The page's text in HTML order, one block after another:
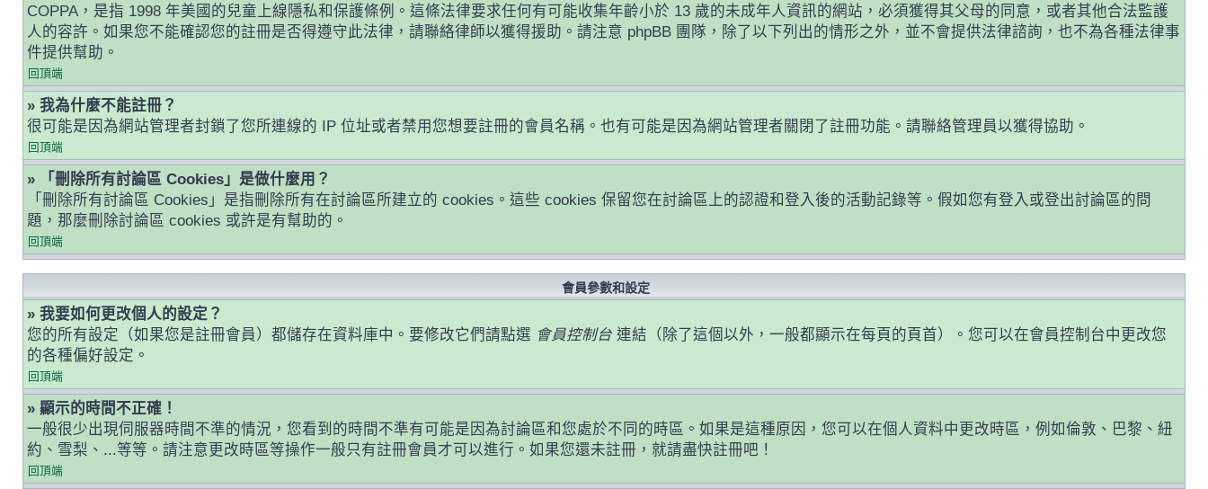
COPPA，是指 1998 年美國的兒童上線隱私和保護條例。這條法律要求任何有可能收集年齡小於 13 歲的未成年人資訊的網站，必須獲得其父母的同意，或者其他合法監護
人的容許。如果您不能確認您的註冊是否得遵守此法律，請聯絡律師以獲得援助。請注意 phpBB 團隊，除了以下列出的情形之外，並不會提供法律諮詢，也不為各種法律事
件提供幫助。
回頂端
» 我為什麼不能註冊？
很可能是因為網站管理者封鎖了您所連線的 IP 位址或者禁用您想要註冊的會員名稱。也有可能是因為網站管理者關閉了註冊功能。請聯絡管理員以獲得協助。
回頂端
» 「刪除所有討論區 Cookies」是做什麼用？
「刪除所有討論區 Cookies」是指刪除所有在討論區所建立的 cookies。這些 cookies 保留您在討論區上的認證和登入後的活動記錄等。假如您有登入或登出討論區的問
題，那麼刪除討論區 cookies 或許是有幫助的。
回頂端
會員參數和設定
» 我要如何更改個人的設定？
您的所有設定（如果您是註冊會員）都儲存在資料庫中。要修改它們請點選 會員控制台 連結（除了這個以外，一般都顯示在每頁的頁首）。您可以在會員控制台中更改您
的各種偏好設定。
回頂端
» 顯示的時間不正確！
一般很少出現伺服器時間不準的情況，您看到的時間不準有可能是因為討論區和您處於不同的時區。如果是這種原因，您可以在個人資料中更改時區，例如倫敦、巴黎、紐
約、雪梨、...等等。請注意更改時區等操作一般只有註冊會員才可以進行。如果您還未註冊，就請盡快註冊吧！
回頂端